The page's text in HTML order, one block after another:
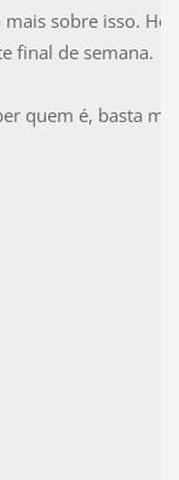
sobre isso.
final de semana.
quem é, basta